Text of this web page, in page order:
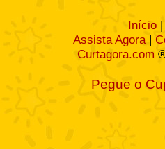
Início |
Assista Agora|
Curtagora.com
Pegue o